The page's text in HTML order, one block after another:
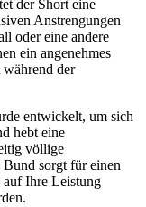
der Short eine
Anstrengungen
oder eine andere
ein angenehmes
der
entwickelt, um sich
hebt eine
völlige
sorgt für einen
auf Ihre Leistung